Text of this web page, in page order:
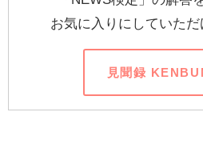
お気に入りにしていた
見聞録